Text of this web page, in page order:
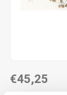
€45,25